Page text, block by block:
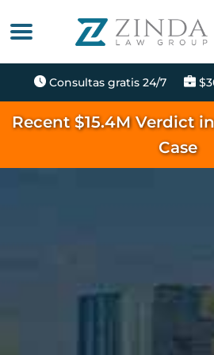
Consultas gratis 24/7
Recent $15.4M Verdict
Case